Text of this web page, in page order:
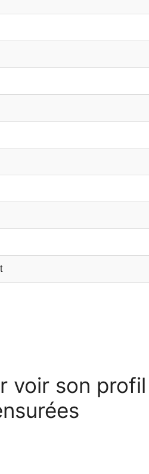
voir son